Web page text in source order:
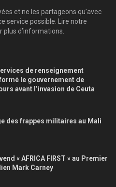
et ne les partageons qu’avec
service possible. Lire notre
d’informations.
de renseignement
le gouvernement de
avant l’invasion de Ceuta
des frappes militaires au Mali
« AFRICA FIRST » au Premier
Mark Carney